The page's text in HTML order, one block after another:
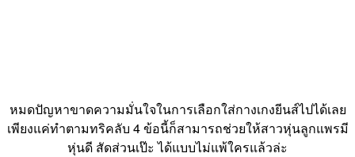
หมดปัญหาขาดความมั่นใจในการเลือกใส่กางเกงยีนส์ไปได้เลย
เพียงแค่ทำตามทริคลับ 4 ข้อนี้ก็สามารถช่วยให้สาวหุ่นลูกแพรมี
หุ่นดี สัดส่วนเป๊ะ ได้แบบไม่แพ้ใครแล้วล่ะ